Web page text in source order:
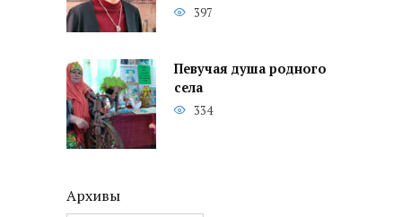
397
Певучая душа родного
села
334
Архивы